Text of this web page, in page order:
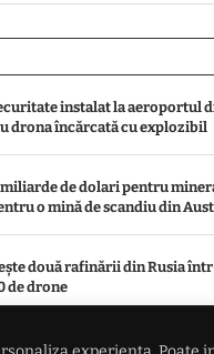
instalat la aeroportul
drona încărcată cu explozibil
miliarde de dolari pentru
o mină de scandiu din
două rafinării din Rusia
de drone
federației argentiniene a